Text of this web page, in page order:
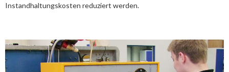
Instandhaltungskosten reduziert werden.